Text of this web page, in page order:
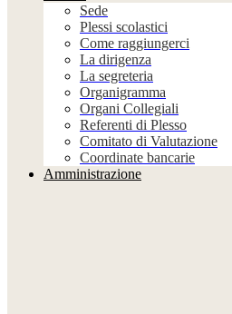
Sede
Plessi scolastici
Come raggiungerci
La dirigenza
La segreteria
Organigramma
Organi Collegiali
Referenti di Plesso
Comitato di Valutazione
Coordinate bancarie
Amministrazione